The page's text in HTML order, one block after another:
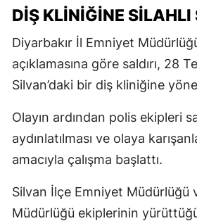
DİŞ KLİNİĞİNE SİLAHLI
Diyarbakır İl Emniyet
açıklamasına göre saldırı, 28
Silvan’daki bir diş kliniğine
Olayın ardından polis ekipleri
aydınlatılması ve olaya
amacıyla çalışma başlattı.
Silvan İlçe Emniyet Müdürlüğü
Müdürlüğü ekiplerinin